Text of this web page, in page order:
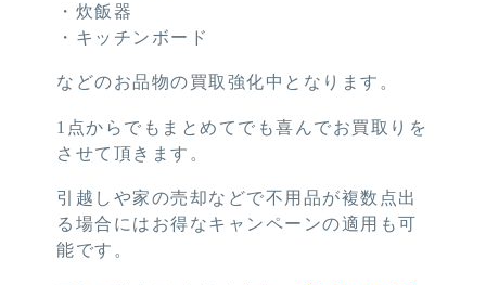
・炊飯器
・キッチンボード
などのお品物の買取強化中となります。
1点からでもまとめてでも喜んでお買取りを
させて頂きます。
引越しや家の売却などで不用品が複数点出
る場合にはお得なキャンペーンの適用も可
能です。